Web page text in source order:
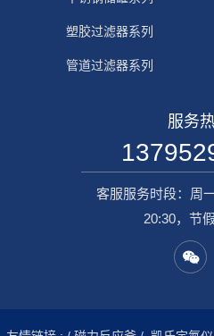
塑胶过滤器系列
管道过滤器系列
服务
客服服务时段：周
20:30，节